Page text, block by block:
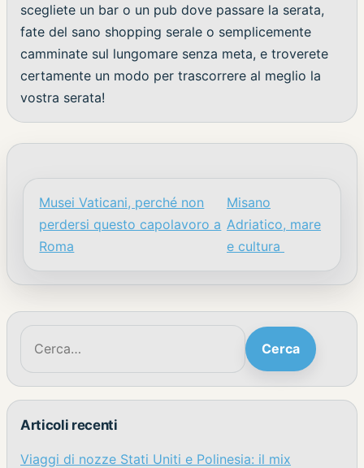
scegliete un bar o un pub dove passare la serata,
fate del sano shopping serale o semplicemente
camminate sul lungomare senza meta, e troverete
certamente un modo per trascorrere al meglio la
vostra serata!
Navigazione articoli
Musei Vaticani, perché non
perdersi questo capolavoro a
Roma
Misano
Adriatico, mare
e cultura
Cerca:
Cerca
Articoli recenti
Viaggi di nozze Stati Uniti e Polinesia: il mix